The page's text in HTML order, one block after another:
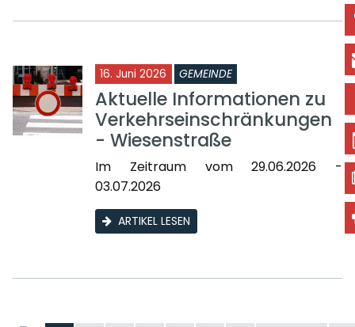
16. Juni 2026 GEMEINDE
Aktuelle Informationen zu
Verkehrseinschränkungen
- Wiesenstraße
Im Zeitraum vom 29.06.2026 -
03.07.2026
ARTIKEL LESEN